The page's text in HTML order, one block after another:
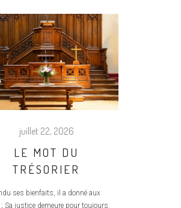
juillet 22, 2026
LE MOT DU
TRÉSORIER
ses bienfaits, il a donné aux
Sa justice demeure pour toujours.